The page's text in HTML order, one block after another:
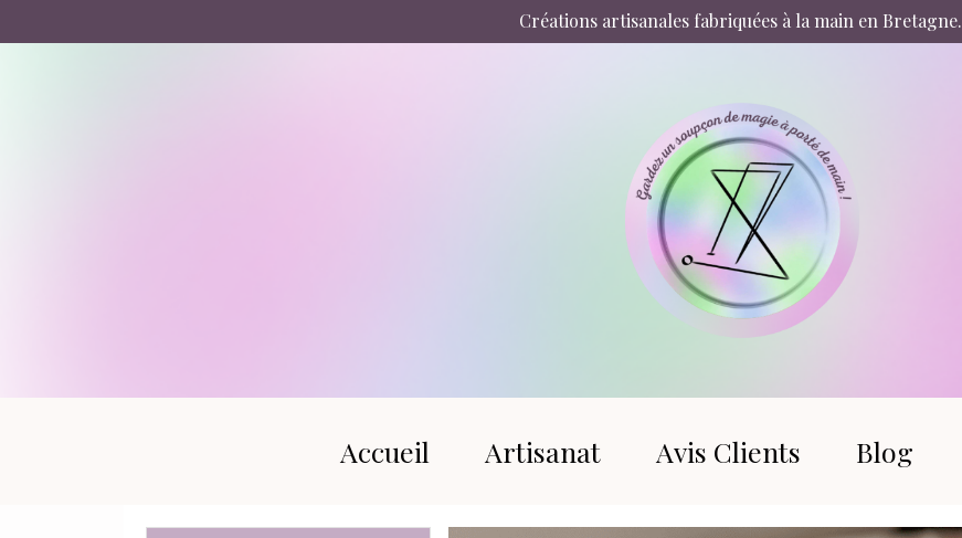
Créations artisanales fabriquées à la main en Bretagne.
Accueil Artisanat Avis Clients Blog